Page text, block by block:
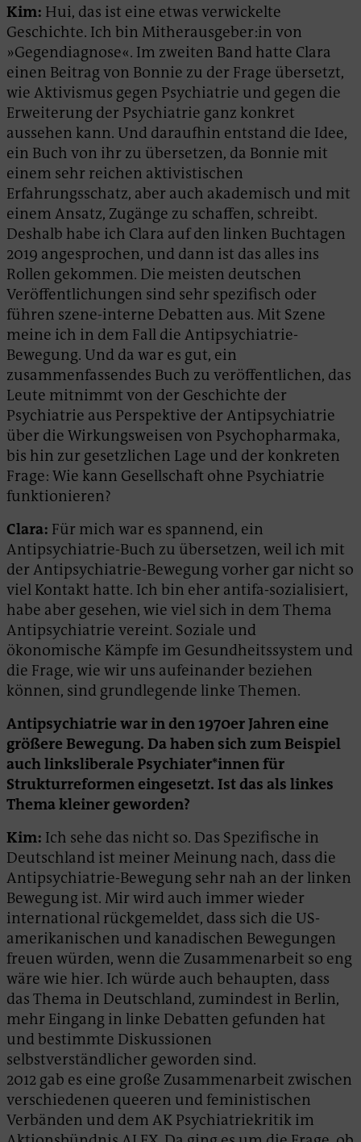
Kim: Hui, das ist eine etwas verwickelte
Geschichte. Ich bin Mitherausgeber:in von
»Gegendiagnose«. Im zweiten Band hatte Clara
einen Beitrag von Bonnie zu der Frage übersetzt,
wie Aktivismus gegen Psychiatrie und gegen die
Erweiterung der Psychiatrie ganz konkret
aussehen kann. Und daraufhin entstand die Idee,
ein Buch von ihr zu übersetzen, da Bonnie mit
einem sehr reichen aktivistischen
Erfahrungsschatz, aber auch akademisch und mit
einem Ansatz, Zugänge zu schaffen, schreibt.
Deshalb habe ich Clara auf den linken Buchtagen
2019 angesprochen, und dann ist das alles ins
Rollen gekommen. Die meisten deutschen
Veröffentlichungen sind sehr spezifisch oder
führen szene-interne Debatten aus. Mit Szene
meine ich in dem Fall die Antipsychiatrie-
Bewegung. Und da war es gut, ein
zusammenfassendes Buch zu veröffentlichen, das
Leute mitnimmt von der Geschichte der
Psychiatrie aus Perspektive der Antipsychiatrie
über die Wirkungsweisen von Psychopharmaka,
bis hin zur gesetzlichen Lage und der konkreten
Frage: Wie kann Gesellschaft ohne Psychiatrie
funktionieren?
Clara: Für mich war es spannend, ein
Antipsychiatrie-Buch zu übersetzen, weil ich mit
der Antipsychiatrie-Bewegung vorher gar nicht so
viel Kontakt hatte. Ich bin eher antifa-sozialisiert,
habe aber gesehen, wie viel sich in dem Thema
Antipsychiatrie vereint. Soziale und
ökonomische Kämpfe im Gesundheitssystem und
die Frage, wie wir uns aufeinander beziehen
können, sind grundlegende linke Themen.
Antipsychiatrie war in den 1970er Jahren eine
größere Bewegung. Da haben sich zum Beispiel
auch linksliberale Psychiater*innen für
Strukturreformen eingesetzt. Ist das als linkes
Thema kleiner geworden?
Kim: Ich sehe das nicht so. Das Spezifische in
Deutschland ist meiner Meinung nach, dass die
Antipsychiatrie-Bewegung sehr nah an der linken
Bewegung ist. Mir wird auch immer wieder
international rückgemeldet, dass sich die US-
amerikanischen und kanadischen Bewegungen
freuen würden, wenn die Zusammenarbeit so eng
wäre wie hier. Ich würde auch behaupten, dass
das Thema in Deutschland, zumindest in Berlin,
mehr Eingang in linke Debatten gefunden hat
und bestimmte Diskussionen
selbstverständlicher geworden sind.
2012 gab es eine große Zusammenarbeit zwischen
verschiedenen queeren und feministischen
Verbänden und dem AK Psychiatriekritik im